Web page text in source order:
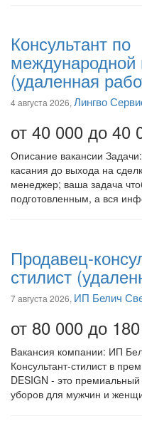
Консультант по
международной
(удаленная
4 августа 2026, Лингво
от 40 000 до 40
Описание вакансии
касания до выхода на
менеджер; ваша задача
подготовленным, а вся
Продавец-
стилист
7 августа 2026, ИП Белич
от 80 000 до
Вакансия компании: ИП
Консультант-стилист в
DESIGN - это
уборов для мужчин и